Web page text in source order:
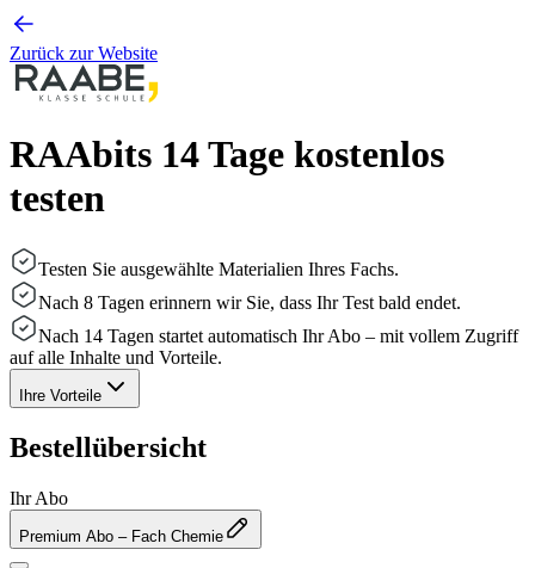
Zurück zur Website
RAAbits 14 Tage kostenlos
testen
Testen Sie ausgewählte Materialien Ihres Fachs.
Nach 8 Tagen erinnern wir Sie, dass Ihr Test bald endet.
Nach 14 Tagen startet automatisch Ihr Abo – mit vollem Zugriff
auf alle Inhalte und Vorteile.
Ihre Vorteile
Bestellübersicht
Ihr Abo
Premium Abo – Fach Chemie